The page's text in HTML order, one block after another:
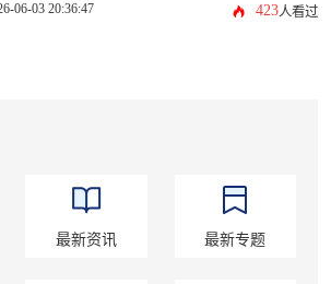
06-03 20:36:47 423人看过
最新资讯 最新专题